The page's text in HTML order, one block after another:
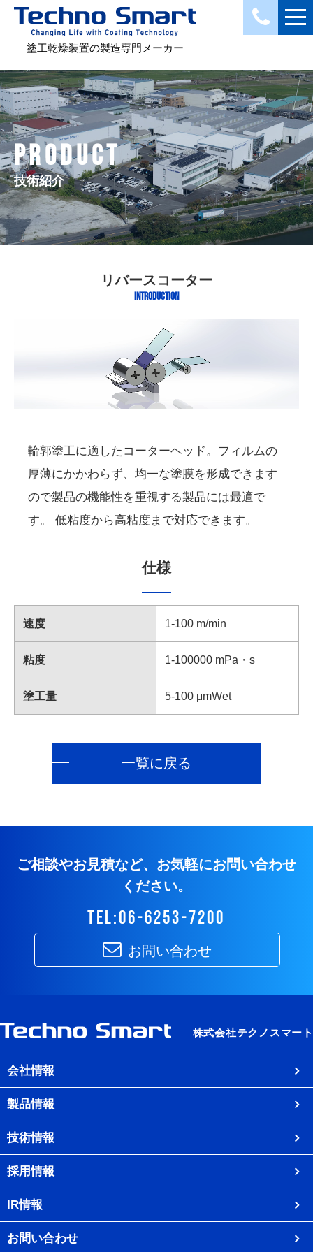
塗工乾燥装置の製造専門メーカー
PRODUCT
技術紹介
リバースコーター
INTRODUCTION
輪郭塗工に適したコーターヘッド。フィルムの
厚薄にかかわらず、均一な塗膜を形成できます
ので製品の機能性を重視する製品には最適で
す。 低粘度から高粘度まで対応できます。
仕様
速度 1-100 m/min
粘度 1-100000 mPa・s
塗工量 5-100 μmWet
一覧に戻る
ご相談やお見積など、お気軽にお問い合わせ
ください。
tel:06-6253-7200
お問い合わせ
会社情報
製品情報
技術情報
採用情報
IR情報
お問い合わせ